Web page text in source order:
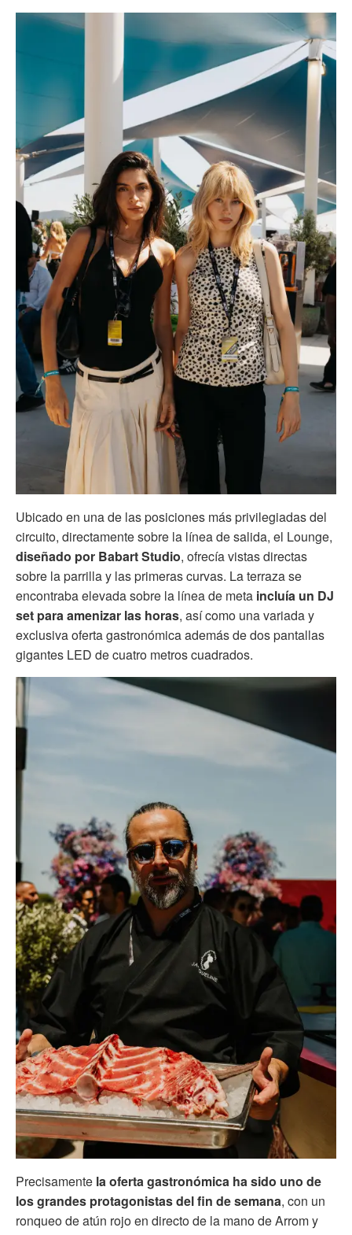
Ubicado en una de las posiciones más privilegiadas del
circuito, directamente sobre la línea de salida, el Lounge,
diseñado por Babart Studio, ofrecía vistas directas
sobre la parrilla y las primeras curvas. La terraza se
encontraba elevada sobre la línea de meta incluía un DJ
set para amenizar las horas, así como una variada y
exclusiva oferta gastronómica además de dos pantallas
gigantes LED de cuatro metros cuadrados.
Precisamente la oferta gastronómica ha sido uno de
los grandes protagonistas del fin de semana, con un
ronqueo de atún rojo en directo de la mano de Arrom y